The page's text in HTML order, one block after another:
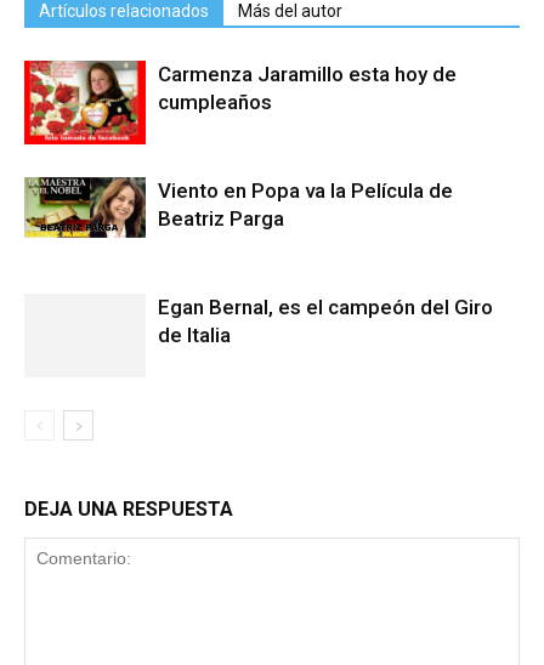
Artículos relacionados Más del autor
Carmenza Jaramillo esta hoy de
cumpleaños
Viento en Popa va la Película de
Beatriz Parga
Egan Bernal, es el campeón del Giro
de Italia
DEJA UNA RESPUESTA